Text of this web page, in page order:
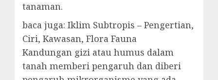
tanaman.
baca juga: Iklim Subtropis – Pengertian,
Ciri, Kawasan, Flora Fauna
Kandungan gizi atau humus dalam
tanah memberi pengaruh dan diberi